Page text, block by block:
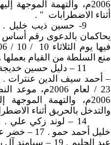
2006م، والتهمة الموجهة إليهم
أثناء الاضطرابات " .
9- حسين ذيب خليل .
فيها يوم الثلاثاء 10
منع السلطة من القيام
– أحمد سيف الدين عنترات
23 / لعام 2006م، موعد النظر فيها يوم الأربعاء 5
2006م، والتهمة
والتدخل بالحريق أثناء